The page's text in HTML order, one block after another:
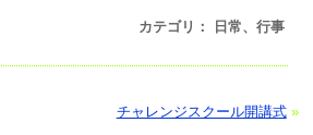
カテゴリ： 日常、行事
チャレンジスクール開講式 »